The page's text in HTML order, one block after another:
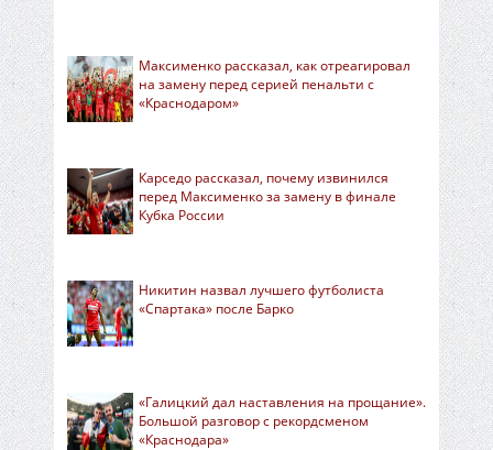
Максименко рассказал, как отреагировал
на замену перед серией пенальти с
«Краснодаром»
Карседо рассказал, почему извинился
перед Максименко за замену в финале
Кубка России
Никитин назвал лучшего футболиста
«Спартака» после Барко
«Галицкий дал наставления на прощание».
Большой разговор с рекордсменом
«Краснодара»